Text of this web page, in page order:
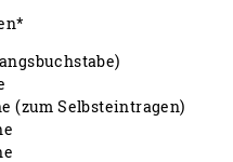
(zum Selbsteintragen)